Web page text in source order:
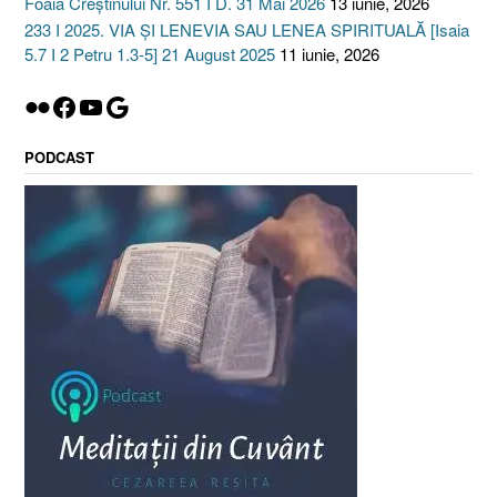
233 I 2025. VIA ȘI LENEVIA SAU LENEA SPIRITUALĂ [Isaia
5.7 I 2 Petru 1.3-5] 21 August 2025 11 iunie, 2026
Flickr
Facebook
YouTube
Google
PODCAST